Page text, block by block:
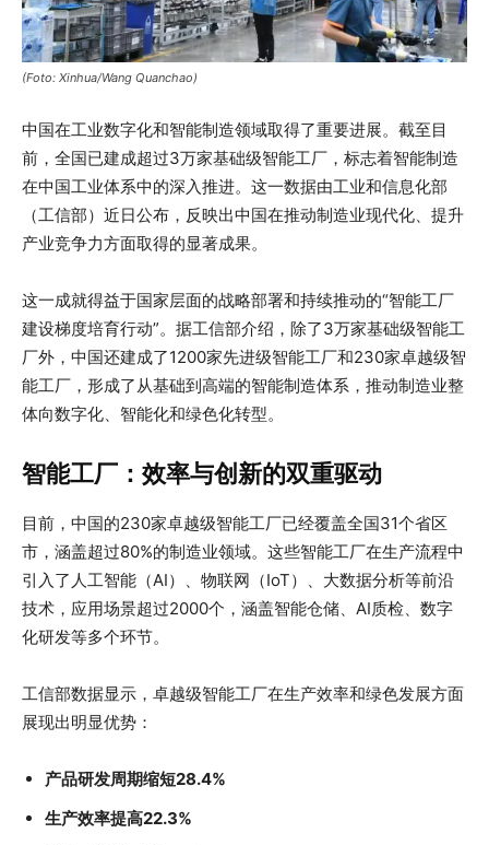
(Foto: Xinhua/Wang Quanchao)
中国在工业数字化和智能制造领域取得了重要进展。截至目
前，全国已建成超过3万家基础级智能工厂，标志着智能制造
在中国工业体系中的深入推进。这一数据由工业和信息化部
（工信部）近日公布，反映出中国在推动制造业现代化、提升
产业竞争力方面取得的显著成果。
这一成就得益于国家层面的战略部署和持续推动的“智能工厂
建设梯度培育行动”。据工信部介绍，除了3万家基础级智能工
厂外，中国还建成了1200家先进级智能工厂和230家卓越级智
能工厂，形成了从基础到高端的智能制造体系，推动制造业整
体向数字化、智能化和绿色化转型。
智能工厂：效率与创新的双重驱动
目前，中国的230家卓越级智能工厂已经覆盖全国31个省区
市，涵盖超过80%的制造业领域。这些智能工厂在生产流程中
引入了人工智能（AI）、物联网（IoT）、大数据分析等前沿
技术，应用场景超过2000个，涵盖智能仓储、AI质检、数字
化研发等多个环节。
工信部数据显示，卓越级智能工厂在生产效率和绿色发展方面
展现出明显优势：
产品研发周期缩短28.4%
生产效率提高22.3%